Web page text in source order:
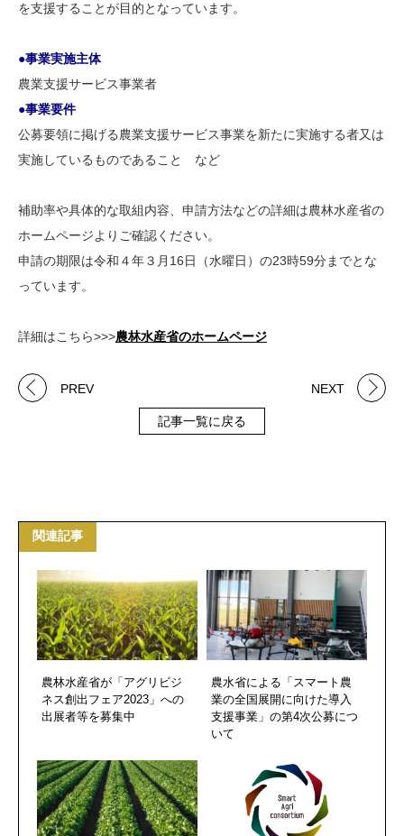
を支援することが目的となっています。
●事業実施主体
農業支援サービス事業者
●事業要件
公募要領に掲げる農業支援サービス事業を新たに実施する者又は
実施しているものであること など
補助率や具体的な取組内容、申請方法などの詳細は農林水産省の
ホームページよりご確認ください。
申請の期限は令和４年３月16日（水曜日）の23時59分までとな
っています。
詳細はこちら>>>農林水産省のホームページ
PREV
記事一覧に戻る
NEXT
関連記事
農林水産省が「アグリビジ
ネス創出フェア2023」への
出展者等を募集中
農水省による「スマート農
業の全国展開に向けた導入
支援事業」の第4次公募につ
いて